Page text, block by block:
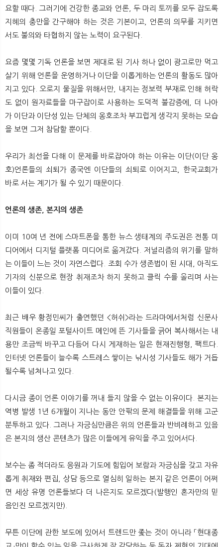
요할 때다. 그러기에 건강한 종교와 언론, 두 마리 토끼를 모두 잡도록
지혜의 충만을 간구해야 하는 것은 기본이고, 언론의 의무를 지키면
서도 불의와 타협하지 않는 노력이 요구된다.
요즘 몇몇 기독 언론을 보면 제대로 된 기사 하나 없이 광고로만 먹고
살기 위해 언론을 운영하거나 이단을 이롭게하는 언론의 활동도 많아
지고 있다. 오로지 물질을 위해서만, 내지는 정보력 부재로 인해 허락
도 없이 원자료들을 마구잡이로 사용하는 도덕적 불감증에, 더 나아
가 이단과 이단성 있는 단체의 옹호조차 부끄럽게 생각지 못하는 모습
을 보면 그저 참담할 뿐이다.
우리가 최선을 다해 이 문제를 바로잡아야 하는 이유는 이단(이단 옹
호)언론들의 쇠퇴가 종국엔 이단들의 쇠퇴로 이어지고, 한국교회가
바로 서는 계기가 될 수 있기 때문이다.
언론의 생존, 본지의 생존
이미 10여 년 전에 스마트폰을 통한 뉴스 생태계의 주도권은 전통 미
디어에서 디지털 플랫폼 미디어로 옮겨갔다. 저널리즘의 위기를 말하
는 이들이 느는 것이 자연스럽다. 조회 수가 생존법이 된 시대, 아직도
기자의 신분으로 현장 취재조차 하지 못하고 클릭 수를 올리며 사는
이들이 있다.
최근 배우 황정민씨가 출연했던 <허쉬>라는 드라마에서처럼 신문사
직원들이 온종일 포털사이트 메인에 뜬 기사들을 긁어 복사해서는 내
용만 조금씩 바꾸고 다듬어 다시 게재하는 일은 현재진행형, 팩트다.
인터넷 언론들이 늘수록 스트레스 쌓이는 낚시성 기사들도 해가 거듭
될수록 넘쳐나고 있다.
다시금 종이 언론 이야기를 꺼내 들지 않을 수 없는 이유이다. 본지는
역병 발생 1년 6개월이 지나는 동안 안팎의 문제 해결들을 위해 고군
분투하고 있다. 그러나 자긍심만큼은 위의 언론들과 반비례하고 있음
은 본지의 생산 콘텐츠가 많은 이들에게 유익을 주고 있어서다.
보수는 좀 적더라도 응원과 기도에 힘입어 보람과 자긍심을 갖고 자유
롭게 취재와 편집, 상담 등으로 열심히 일하는 본지 같은 언론이 어쩌
면 세상 유명 언론들보다 더 나은지도 모르겠다(발행인 혼자만의 믿
음인진 모르겠지만).
무튼 이단에 관한 보도에 있어서 트렌드만 좇는 것이 아니라 「현대종